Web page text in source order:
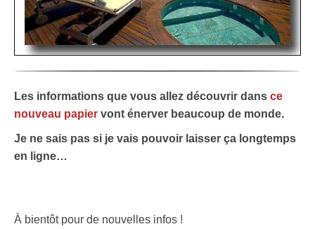
Les informations que vous allez découvrir dans ce
nouveau papier vont énerver beaucoup de monde.
Je ne sais pas si je vais pouvoir laisser ça longtemps
en ligne…
À bientôt pour de nouvelles infos !